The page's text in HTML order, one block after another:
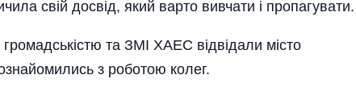
свій досвід, який варто вивчати і пропагувати.
та ЗМІ ХАЕС відвідали місто
з роботою колег.